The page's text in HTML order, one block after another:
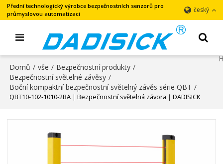
Přední technologický výrobce bezpečnostních senzorů pro
průmyslovou automatizaci
český
Domů / vše / Bezpečnostní produkty /
Bezpečnostní světelné závěsy /
Boční kompaktní bezpečnostní světelný závěs série QBT /
QBT10-102-1010-2BA｜Bezpečnostní světelná závora｜DADISICK